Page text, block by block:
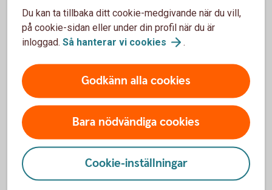
Om företaget trots allt blir utsatt, kontakta
omgående banken och informera vad som hänt.
Särskilt om det försvunnit pengar. Spara och
dokumentera så mycket information som möjligt
för att kunna överlämna till brottsutredande
myndigheter i jakten på förövarna.
Tips för Mobilt BankID och
säkerhetsdosan
Du kan ta tillbaka ditt cookie-medgivande när du vill,
på cookie-sidan eller under din profil när du är
inloggad. Så hanterar vi cookies .
Godkänn alla cookies
Bara nödvändiga cookies
Cookie-inställningar